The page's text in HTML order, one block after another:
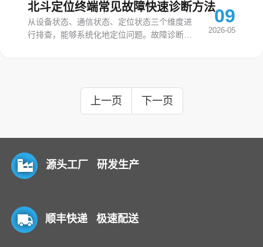
北斗定位终端常见故障快速诊断方法
从设备状态、通信状态、定位状态三个维度进
行排查，能够系统化地定位问题。故障诊断不
09
2026-05
上一页 下一页
源头工厂 研发生产
顺丰快递 极速配送